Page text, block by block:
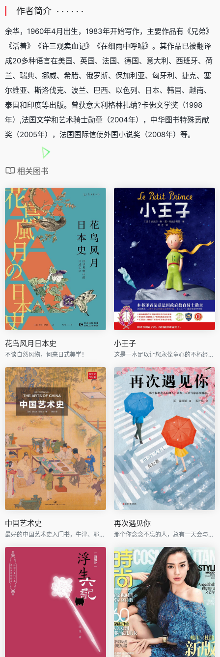
作者简介 · · · · · ·
余华，1960年4月出生，1983年开始写作，主要作品有《兄弟》
《活着》《许三观卖血记》《在细雨中呼喊》。其作品已被翻译
成20多种语言在美国、英国、法国、德国、意大利、西班牙、荷
兰、瑞典、挪威、希腊、俄罗斯、保加利亚、匈牙利、捷克、塞
尔维亚、斯洛伐克、波兰、巴西、以色列、日本、韩国、越南、
泰国和印度等出版。曾获意大利格林扎纳?卡佛文学奖（1998
年）,法国文学和艺术骑士勋章（2004年），中华图书特殊贡献
奖（2005年），法国国际信使外国小说奖（2008年）等。
相关图书
花鸟风月日本史
不谈自然风物，何来日式美学！
小王子
这是一本足以让您永葆童心的不朽经典，被全球亿万读者誉为人生必读书。
中国艺术史
最好的中国艺术史入门书，牛津、耶鲁、普林斯顿沿用40年之经典读本
再次遇见你
那个你念念不忘的人，总有一天会与你再次相遇。